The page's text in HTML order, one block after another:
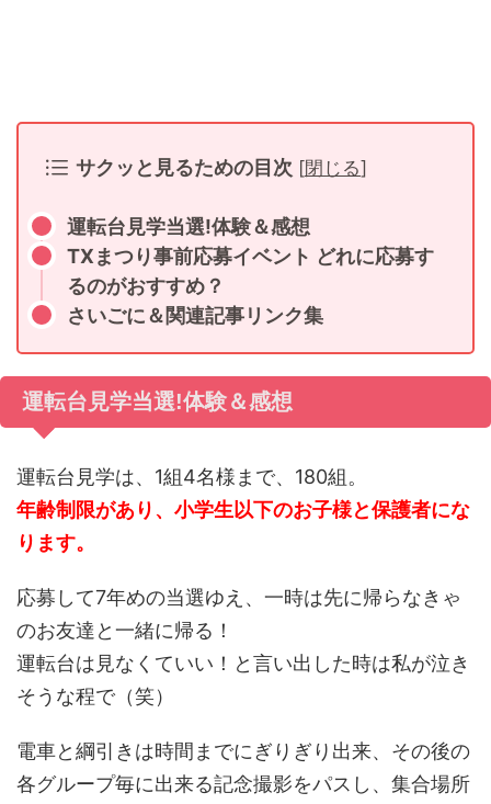
サクッと見るための目次 [閉じる]
運転台見学当選!体験＆感想
TXまつり事前応募イベント どれに応募す
るのがおすすめ？
さいごに＆関連記事リンク集
運転台見学当選!体験＆感想
運転台見学は、1組4名様まで、180組。
年齢制限があり、小学生以下のお子様と保護者にな
ります。
応募して7年めの当選ゆえ、一時は先に帰らなきゃ
のお友達と一緒に帰る！
運転台は見なくていい！と言い出した時は私が泣き
そうな程で（笑）
電車と綱引きは時間までにぎりぎり出来、その後の
各グループ毎に出来る記念撮影をパスし、集合場所